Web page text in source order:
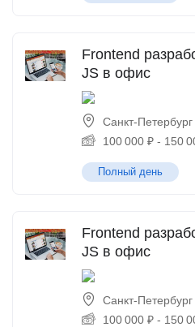
Frontend
JS в офис
Санкт-Петербург
100 000 ₽ - 150
Полный день
Frontend
JS в офис
Санкт-Петербург
100 000 ₽ - 150